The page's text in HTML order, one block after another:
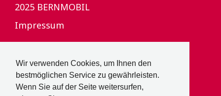
Wir verwenden Cookies, um Ihnen den
bestmöglichen Service zu gewährleisten.
Wenn Sie auf der Seite weitersurfen,
2025 BERNMOBIL
Impressum
Datenschutz
Sitemap
Archiv